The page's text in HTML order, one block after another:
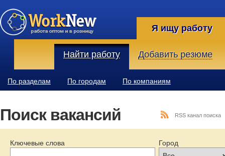
Я ищу работу
Найти работу Добавить резюме
По разделам По городам По компаниям
Поиск вакансий
Ключевые слова Город
RSS канал поиска